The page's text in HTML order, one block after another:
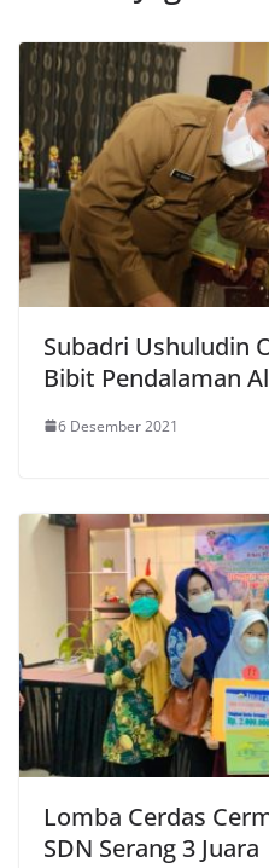
Subadri Ushuludin
Bibit Pendalaman
6 Desember 2021
Lomba Cerdas
SDN Serang 3 Juara